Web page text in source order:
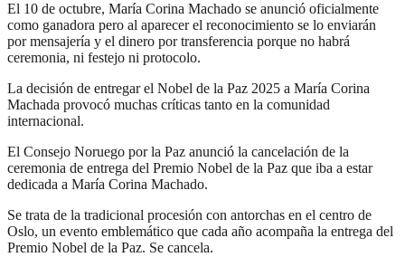
El 10 de octubre, María Corina Machado se anunció oficialmente
como ganadora pero al aparecer el reconocimiento se lo enviarán
por mensajería y el dinero por transferencia porque no habrá
ceremonia, ni festejo ni protocolo.
La decisión de entregar el Nobel de la Paz 2025 a María Corina
Machada provocó muchas críticas tanto en la comunidad
internacional.
El Consejo Noruego por la Paz anunció la cancelación de la
ceremonia de entrega del Premio Nobel de la Paz que iba a estar
dedicada a María Corina Machado.
Se trata de la tradicional procesión con antorchas en el centro de
Oslo, un evento emblemático que cada año acompaña la entrega del
Premio Nobel de la Paz. Se cancela.